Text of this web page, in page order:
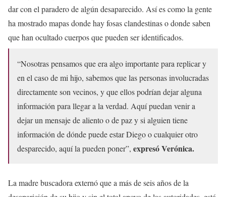
dar con el paradero de algún desaparecido. Así es como la gente
ha mostrado mapas donde hay fosas clandestinas o donde saben
que han ocultado cuerpos que pueden ser identificados.
“Nosotras pensamos que era algo importante para replicar y
en el caso de mi hijo, sabemos que las personas involucradas
directamente son vecinos, y que ellos podrían dejar alguna
información para llegar a la verdad. Aquí puedan venir a
dejar un mensaje de aliento o de paz y si alguien tiene
información de dónde puede estar Diego o cualquier otro
desparecido, aquí la pueden poner”, expresó Verónica.
La madre buscadora externó que a más de seis años de la